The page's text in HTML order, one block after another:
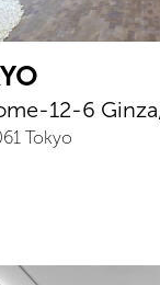
12-6
Tokyo